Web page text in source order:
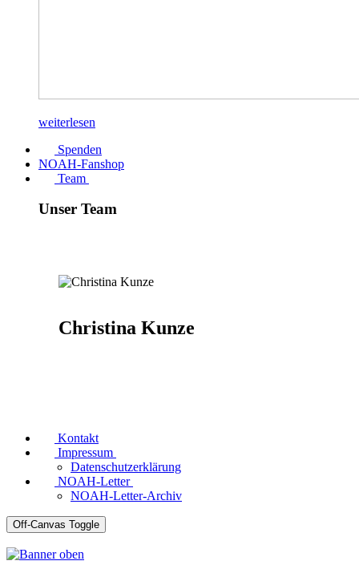
weiterlesen
Spenden
NOAH-Fanshop
Team
Unser Team
Christina Kunze
Kontakt
Impressum
Datenschutzerklärung
NOAH-Letter
NOAH-Letter-Archiv
Off-Canvas Toggle